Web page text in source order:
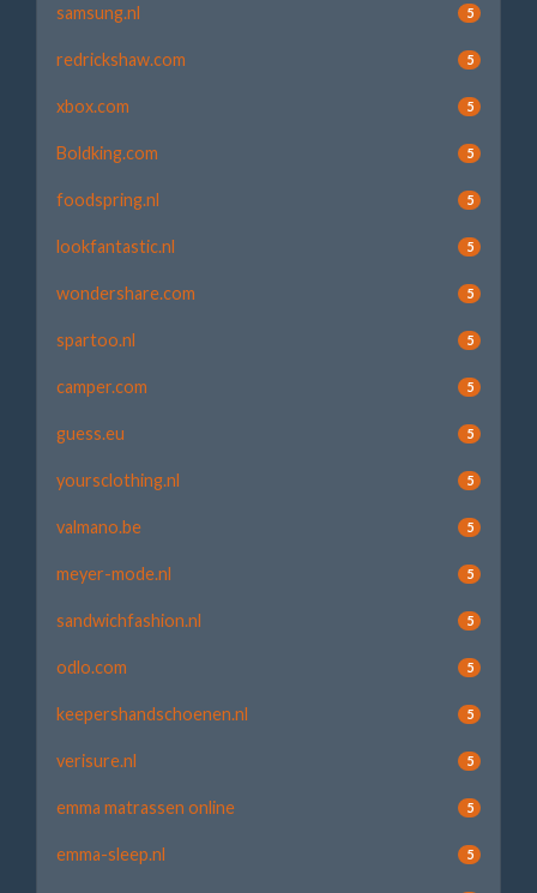
samsung.nl 5
redrickshaw.com 5
xbox.com 5
Boldking.com 5
foodspring.nl 5
lookfantastic.nl 5
wondershare.com 5
spartoo.nl 5
camper.com 5
guess.eu 5
yoursclothing.nl 5
valmano.be 5
meyer-mode.nl 5
sandwichfashion.nl 5
odlo.com 5
keepershandschoenen.nl 5
verisure.nl 5
emma matrassen online 5
emma-sleep.nl 5